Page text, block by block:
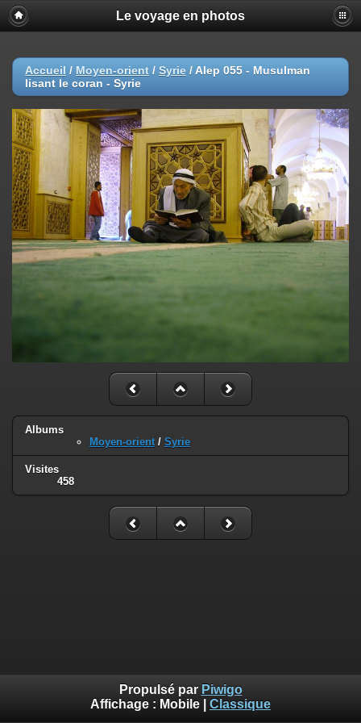
Le voyage en photos
Accueil / Moyen-orient / Syrie / Alep 055 - Musulman
lisant le coran - Syrie
Albums
Moyen-orient / Syrie
Visites
458
Propulsé par Piwigo
Affichage : Mobile Classique